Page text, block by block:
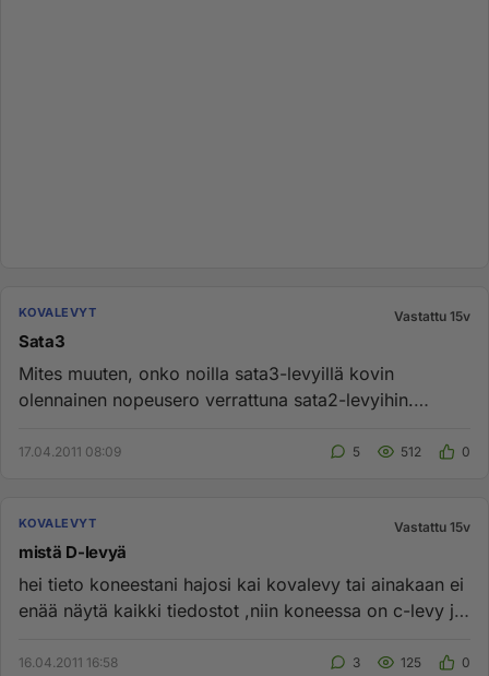
KOVALEVYT Vastattu 15v
Sata3
Mites muuten, onko noilla sata3-levyillä kovin
olennainen nopeusero verrattuna sata2-levyihin.
17.04.2011 08:09 5 512 0
KOVALEVYT Vastattu 15v
mistä D-levyä
hei tieto koneestani hajosi kai kovalevy tai ainakaan ei
enää näytä kaikki tiedostot ,niin koneessa on c-levy ja
16.04.2011 16:58 3 125 0